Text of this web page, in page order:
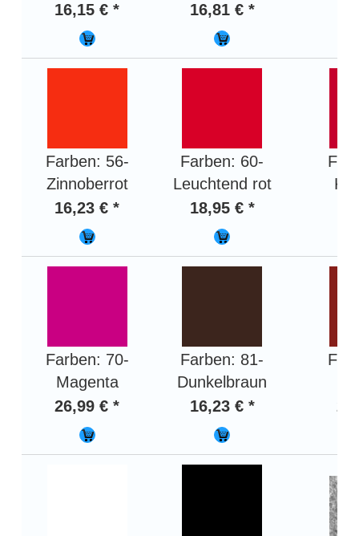
16,15 € *
16,81 € *
Farben: 56-
Zinnoberrot
16,23 € *
Farben: 60-
Leuchtend rot
18,95 € *
Farben: 70-
Magenta
26,99 € *
Farben: 81-
Dunkelbraun
16,23 € *